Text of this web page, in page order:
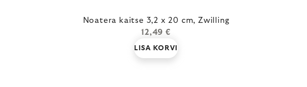
Noatera kaitse 3,2 x 20 cm, Zwilling
12,49 €
LISA KORVI